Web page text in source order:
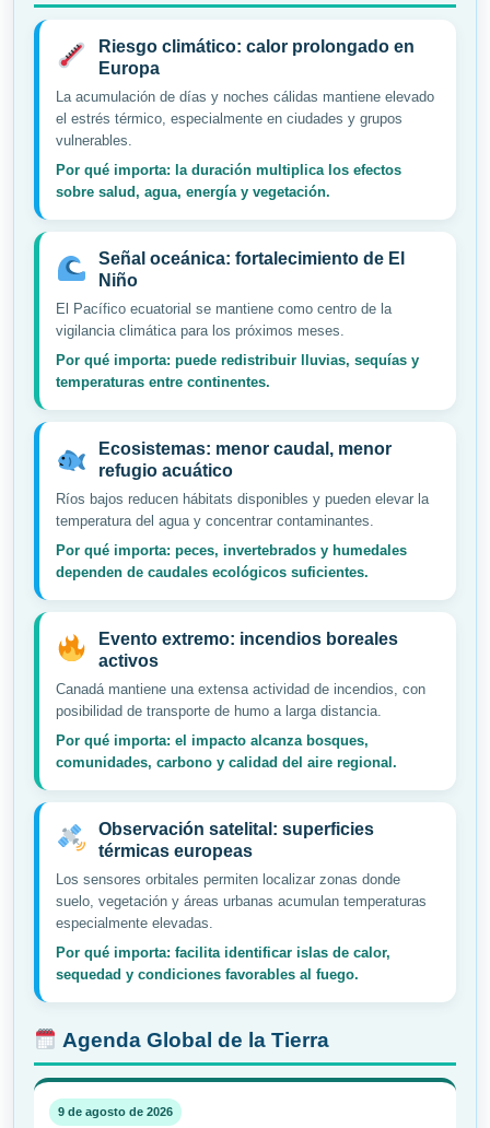
Riesgo climático: calor prolongado en
Europa
La acumulación de días y noches cálidas mantiene elevado
el estrés térmico, especialmente en ciudades y grupos
vulnerables.
Por qué importa: la duración multiplica los efectos
sobre salud, agua, energía y vegetación.
Señal oceánica: fortalecimiento de El
Niño
El Pacífico ecuatorial se mantiene como centro de la
vigilancia climática para los próximos meses.
Por qué importa: puede redistribuir lluvias, sequías y
temperaturas entre continentes.
Ecosistemas: menor caudal, menor
refugio acuático
Ríos bajos reducen hábitats disponibles y pueden elevar la
temperatura del agua y concentrar contaminantes.
Por qué importa: peces, invertebrados y humedales
dependen de caudales ecológicos suficientes.
Evento extremo: incendios boreales
activos
Canadá mantiene una extensa actividad de incendios, con
posibilidad de transporte de humo a larga distancia.
Por qué importa: el impacto alcanza bosques,
comunidades, carbono y calidad del aire regional.
Observación satelital: superficies
térmicas europeas
Los sensores orbitales permiten localizar zonas donde
suelo, vegetación y áreas urbanas acumulan temperaturas
especialmente elevadas.
Por qué importa: facilita identificar islas de calor,
sequedad y condiciones favorables al fuego.
Agenda Global de la Tierra
9 de agosto de 2026